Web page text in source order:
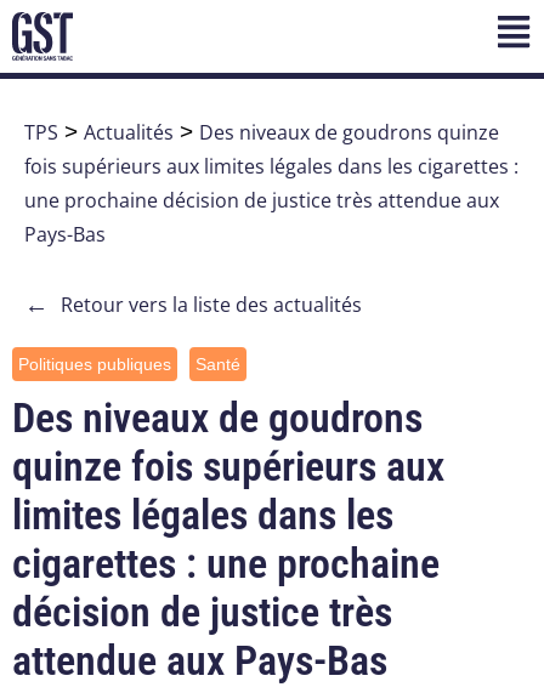
TPS > Actualités > Des niveaux de goudrons quinze
fois supérieurs aux limites légales dans les cigarettes :
une prochaine décision de justice très attendue aux
Pays-Bas
← Retour vers la liste des actualités
Politiques publiques Santé
Des niveaux de goudrons
quinze fois supérieurs aux
limites légales dans les
cigarettes : une prochaine
décision de justice très
attendue aux Pays-Bas